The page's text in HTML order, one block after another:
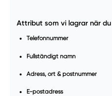
Attribut som vi lagrar när
Telefonnummer
Fullständigt namn
Adress, ort & postnummer
E-postadress